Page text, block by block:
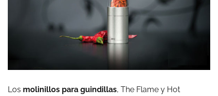
Los molinillos para guindillas, The Flame y Hot